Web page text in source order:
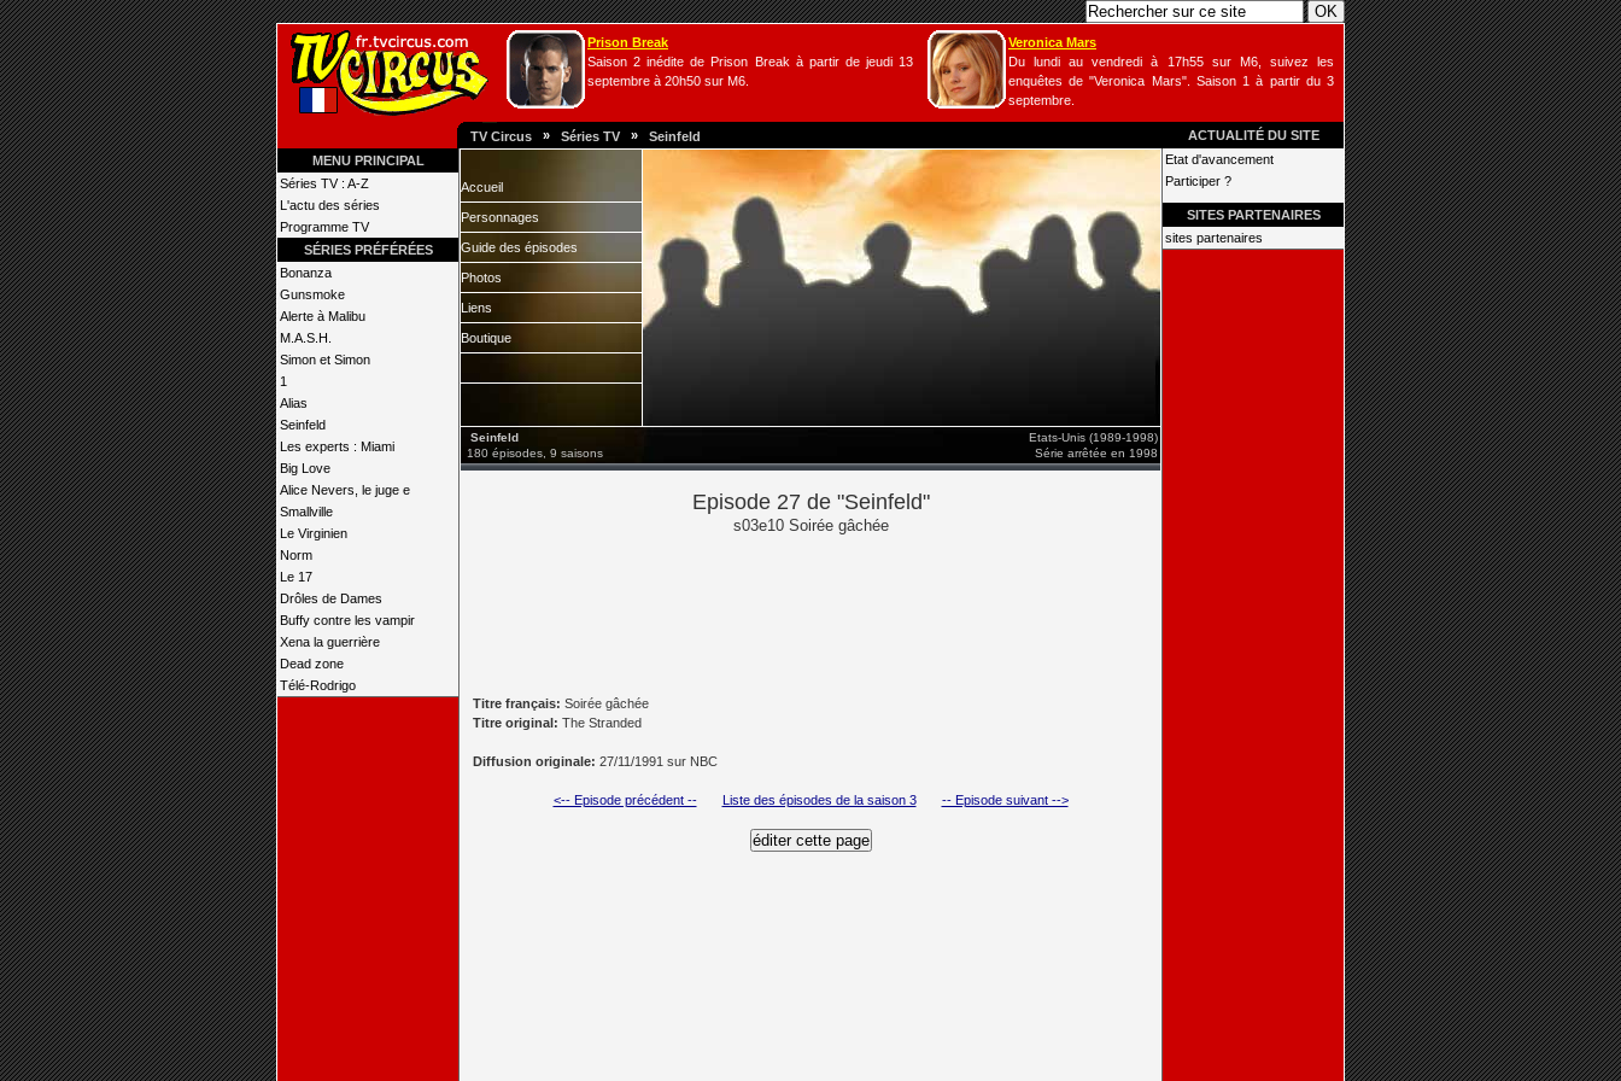
Prison Break
Saison 2 inédite de Prison Break à partir de jeudi 13
septembre à 20h50 sur M6.
Veronica Mars
Du lundi au vendredi à 17h55 sur M6, suivez les
enquêtes de "Veronica Mars". Saison 1 à partir du 3
septembre.
TV Circus » Séries TV » Seinfeld
ACTUALITÉ DU SITE
MENU PRINCIPAL
Séries TV : A-Z
L'actu des séries
Programme TV
SÉRIES PRÉFÉRÉES
Bonanza
Gunsmoke
Alerte à Malibu
M.A.S.H.
Simon et Simon
1
Alias
Seinfeld
Les experts : Miami
Big Love
Alice Nevers, le juge e
Smallville
Le Virginien
Norm
Le 17
Drôles de Dames
Buffy contre les vampir
Xena la guerrière
Dead zone
Télé-Rodrigo
Accueil
Personnages
Guide des épisodes
Photos
Liens
Boutique
Seinfeld
180 épisodes, 9 saisons
Etats-Unis (1989-1998)
Série arrêtée en 1998
Episode 27 de "Seinfeld"
s03e10 Soirée gâchée
Titre français: Soirée gâchée
Titre original: The Stranded
Diffusion originale: 27/11/1991 sur NBC
<-- Episode précédent -- Liste des épisodes de la saison 3 -- Episode suivant -->
Etat d'avancement
Participer ?
SITES PARTENAIRES
sites partenaires